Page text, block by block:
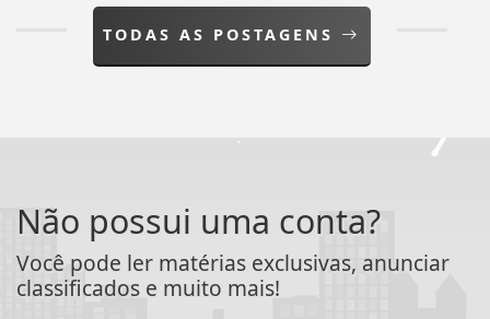
TODAS AS POSTAGENS
Não possui uma conta?
Você pode ler matérias exclusivas, anunciar
classificados e muito mais!